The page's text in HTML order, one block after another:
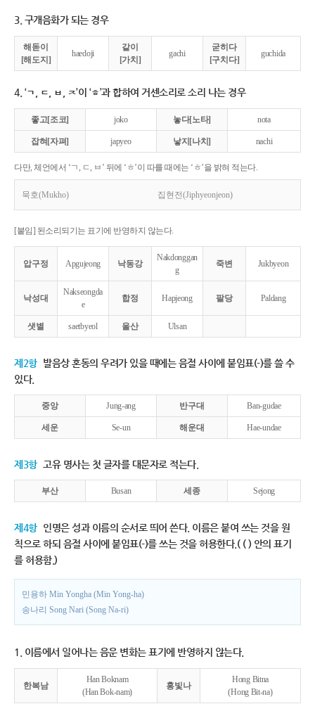
3. 구개음화가 되는 경우
해돋이
[해도지]
haedoji
같이
[가치]
gachi
굳히다
[구치다]
guchida
4. ‘ㄱ, ㄷ, ㅂ, ㅈ’이 ‘ㅎ’과 합하여 거센소리로 소리 나는 경우
좋고[조코] joko 놓다[노타] nota
잡혀[자펴] japyeo 낳지[나치] nachi
다만, 체언에서 ‘ㄱ, ㄷ, ㅂ’ 뒤에 ‘ㅎ’이 따를 때에는 ‘ㅎ’을 밝혀 적는다.
묵호(Mukho) 집현전(Jiphyeonjeon)
[붙임] 된소리되기는 표기에 반영하지 않는다.
압구정 Apgujeong 낙동강
Nakdonggan
g
죽변 Jukbyeon
낙성대
Nakseongda
e
합정 Hapjeong 팔당 Paldang
샛별 saetbyeol 울산 Ulsan
제2항 발음상 혼동의 우려가 있을 때에는 음절 사이에 붙임표(-)를 쓸 수
있다.
중앙 Jung-ang 반구대 Ban-gudae
세운 Se-un 해운대 Hae-undae
제3항 고유 명사는 첫 글자를 대문자로 적는다.
부산 Busan 세종 Sejong
제4항 인명은 성과 이름의 순서로 띄어 쓴다. 이름은 붙여 쓰는 것을 원
칙으로 하되 음절 사이에 붙임표(-)를 쓰는 것을 허용한다.( ( ) 안의 표기
를 허용함.)
민용하 Min Yongha (Min Yong-ha)
송나리 Song Nari (Song Na-ri)
1. 이름에서 일어나는 음운 변화는 표기에 반영하지 않는다.
한복남
Han Boknam
(Han Bok-nam)
홍빛나
Hong Bitna
(Hong Bit-na)